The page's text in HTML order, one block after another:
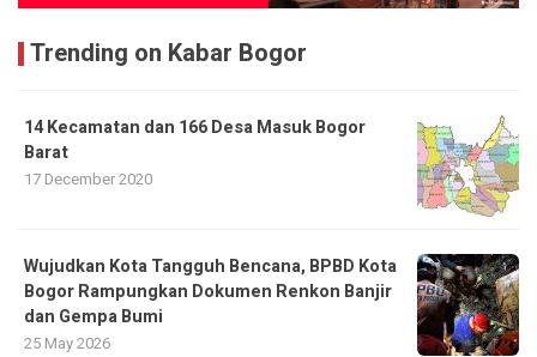
Trending on Kabar Bogor
14 Kecamatan dan 166 Desa Masuk Bogor
Barat
17 December 2020
​Wujudkan Kota Tangguh Bencana, BPBD Kota
Bogor Rampungkan Dokumen Renkon Banjir
dan Gempa Bumi
25 May 2026